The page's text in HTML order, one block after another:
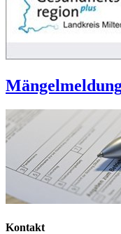
Kontakt